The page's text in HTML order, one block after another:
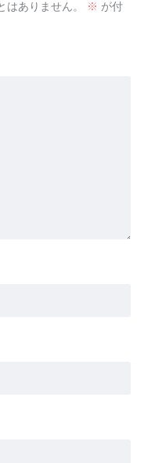
はありません。 ※ が付